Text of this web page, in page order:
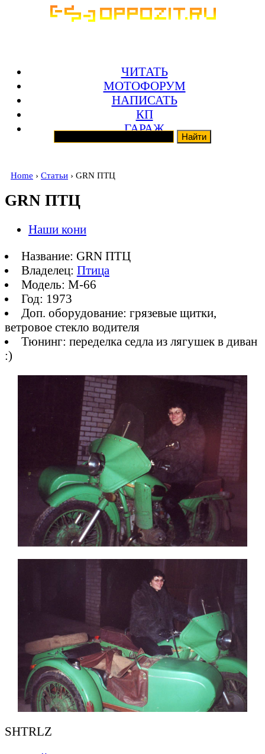
ЧИТАТЬ
МОТОФОРУМ
НАПИСАТЬ
КП
ГАРАЖ
Home › Статьи › GRN ПТЦ
GRN ПТЦ
Наши кони
Название: GRN ПТЦ
Владелец: Птица
Модель: М-66
Год: 1973
Доп. оборудование: грязевые щитки,
ветровое стекло водителя
Тюнинг: переделка седла из лягушек в диван
:)
SHTRLZ